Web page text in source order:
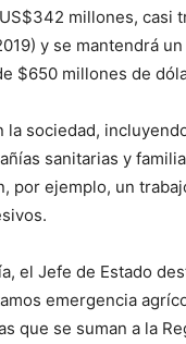
millones, casi
y se mantendrá
$650 millones de
sociedad,
sanitarias y
por ejemplo, un
el Jefe de Estado
emergencia
que se suman a la